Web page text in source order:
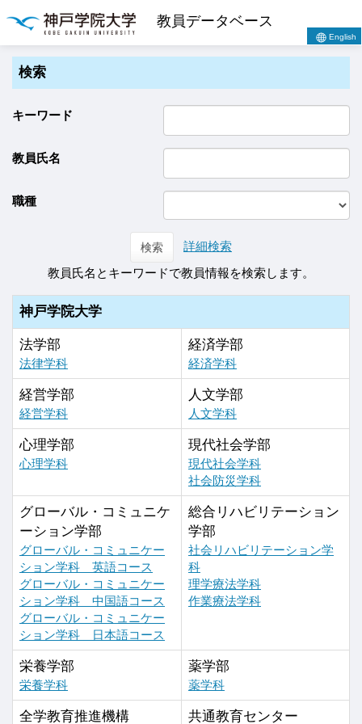
教員データベース
English
検索
キーワード
教員氏名
職種
検索
詳細検索
教員氏名とキーワードで教員情報を検索します。
神戸学院大学
法学部
法律学科
経済学部
経済学科
経営学部
経営学科
人文学部
人文学科
心理学部
心理学科
現代社会学部
現代社会学科
社会防災学科
グローバル・コミュニケ
ーション学部
グローバル・コミュニケー
ション学科 英語コース
グローバル・コミュニケー
ション学科 中国語コース
グローバル・コミュニケー
ション学科 日本語コース
総合リハビリテーション
学部
社会リハビリテーション学
科
理学療法学科
作業療法学科
栄養学部
栄養学科
薬学部
薬学科
全学教育推進機構 共通教育センター